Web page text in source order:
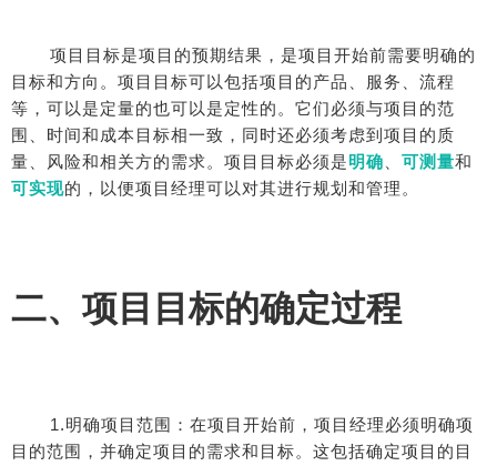
项目目标是项目的预期结果，是项目开始前需要明确的
目标和方向。项目目标可以包括项目的产品、服务、流程
等，可以是定量的也可以是定性的。它们必须与项目的范
围、时间和成本目标相一致，同时还必须考虑到项目的质
量、风险和相关方的需求。项目目标必须是明确 可测量和
可实现的，以便项目经理可以对其进行规划和管理。
二、项目目标的确定过程
1.明确项目范围：在项目开始前，项目经理必须明确项
目的范围，并确定项目的需求和目标。这包括确定项目的目